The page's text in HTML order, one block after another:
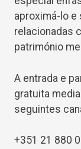
aproximá-lo
relacionadas
património
A entrada e
gratuita
seguintes
+351 21 880